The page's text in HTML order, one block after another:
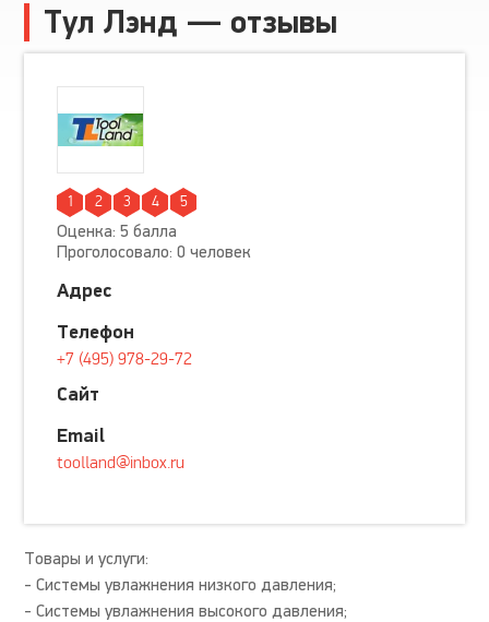
Тул Лэнд — отзывы
1 2 3 4 5
Оценка: 5 балла
Проголосовало: 0 человек
Адрес
Телефон
+7 (495) 978-29-72
Сайт
Email
toolland@inbox.ru
Товары и услуги:
- Системы увлажнения низкого давления;
- Системы увлажнения высокого давления;